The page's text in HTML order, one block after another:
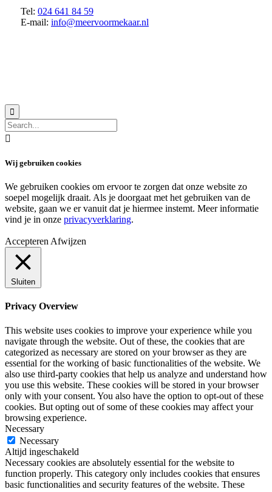
Tel: 024 641 84 59
E-mail: info@meervoormekaar.nl


Wij gebruiken cookies
We gebruiken cookies om ervoor te zorgen dat onze website zo
soepel mogelijk draait. Als je doorgaat met het gebruiken van de
website, gaan we er vanuit dat je hiermee instemt. Meer informatie
vind je in onze privacyverklaring.
Accepteren Afwijzen
Sluiten
Privacy Overview
This website uses cookies to improve your experience while you
navigate through the website. Out of these, the cookies that are
categorized as necessary are stored on your browser as they are
essential for the working of basic functionalities of the website. We
also use third-party cookies that help us analyze and understand how
you use this website. These cookies will be stored in your browser
only with your consent. You also have the option to opt-out of these
cookies. But opting out of some of these cookies may affect your
browsing experience.
Necessary
Necessary
Altijd ingeschakeld
Necessary cookies are absolutely essential for the website to
function properly. This category only includes cookies that ensures
basic functionalities and security features of the website. These